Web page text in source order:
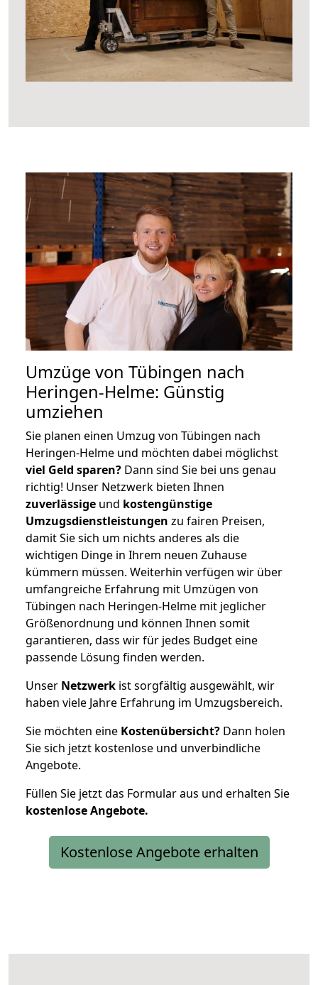
Umzüge von Tübingen nach
Heringen-Helme: Günstig
umziehen
Sie planen einen Umzug von Tübingen nach
Heringen-Helme und möchten dabei möglichst
viel Geld sparen? Dann sind Sie bei uns genau
richtig! Unser Netzwerk bieten Ihnen
zuverlässige und kostengünstige
Umzugsdienstleistungen zu fairen Preisen,
damit Sie sich um nichts anderes als die
wichtigen Dinge in Ihrem neuen Zuhause
kümmern müssen. Weiterhin verfügen wir über
umfangreiche Erfahrung mit Umzügen von
Tübingen nach Heringen-Helme mit jeglicher
Größenordnung und können Ihnen somit
garantieren, dass wir für jedes Budget eine
passende Lösung finden werden.
Unser Netzwerk ist sorgfältig ausgewählt, wir
haben viele Jahre Erfahrung im Umzugsbereich.
Sie möchten eine Kostenübersicht? Dann holen
Sie sich jetzt kostenlose und unverbindliche
Angebote.
Füllen Sie jetzt das Formular aus und erhalten Sie
kostenloseAngebote.
Kostenlose Angebote erhalten